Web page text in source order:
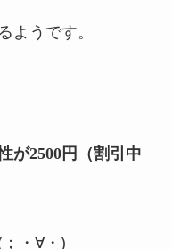
ようです。
が2500円（割引中
・∀・)